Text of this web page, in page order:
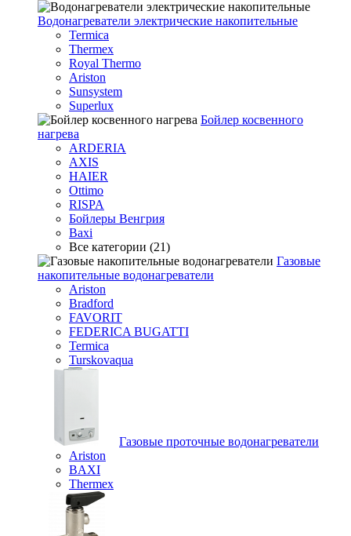
Водонагреватели электрические накопительные
Termica
Thermex
Royal Thermo
Ariston
Sunsystem
Superlux
Бойлер косвенного
нагрева
ARDERIA
AXIS
HAIER
Ottimo
RISPA
Бойлеры Венгрия
Baxi
Все категории (21)
Газовые
накопительные водонагреватели
Ariston
Bradford
FAVORIT
FEDERICA BUGATTI
Termica
Turskovaqua
Газовые проточные водонагреватели
Ariston
BAXI
Thermex